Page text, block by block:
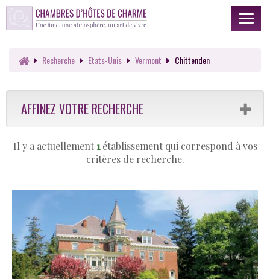
Toggle
Recherche Etats-Unis Vermont Chittenden
AFFINEZ VOTRE RECHERCHE
Il y a actuellement 1établissement qui correspond à vos
critères de recherche.